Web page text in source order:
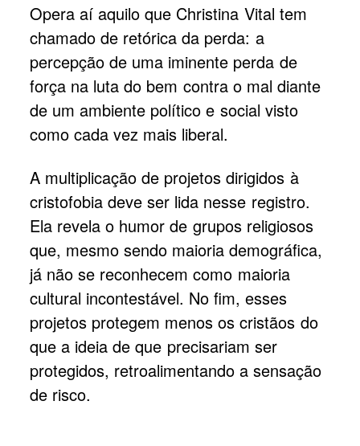
Opera aí aquilo que Christina Vital tem
chamado de retórica da perda: a
percepção de uma iminente perda de
força na luta do bem contra o mal diante
de um ambiente político e social visto
como cada vez mais liberal.
A multiplicação de projetos dirigidos à
cristofobia deve ser lida nesse registro.
Ela revela o humor de grupos religiosos
que, mesmo sendo maioria demográfica,
já não se reconhecem como maioria
cultural incontestável. No fim, esses
projetos protegem menos os cristãos do
que a ideia de que precisariam ser
protegidos, retroalimentando a sensação
de risco.